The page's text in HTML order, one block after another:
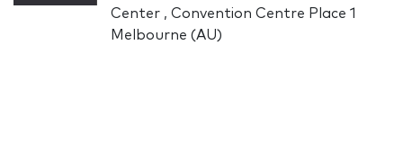
Center , Convention Centre Place 1
Melbourne (AU)